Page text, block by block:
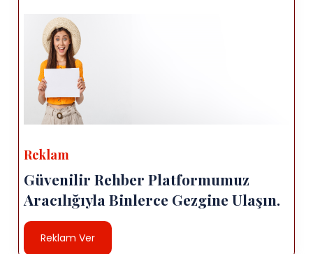
Reklam
Güvenilir Rehber Platformumuz
Aracılığıyla Binlerce Gezgine Ulaşın.
Reklam Ver